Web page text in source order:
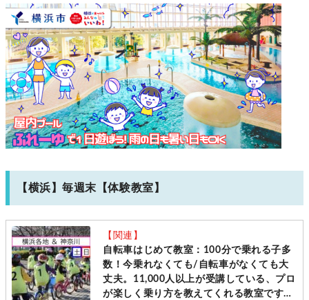
【横浜】毎週末【体験教室】
【関連】
自転車はじめて教室：100分で乗れる子多
数！今乗れなくても/自転車がなくても大
丈夫。11,000人以上が受講している、プロ
が楽しく乗り方を教えてくれる教室です